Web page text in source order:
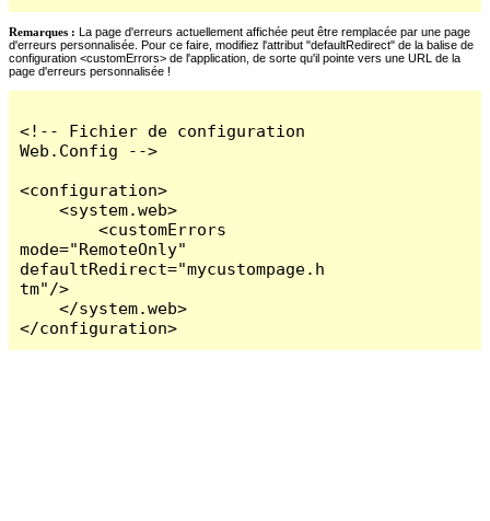
Remarques : La page d'erreurs actuellement affichée peut être remplacée par une page
d'erreurs personnalisée. Pour ce faire, modifiez l'attribut "defaultRedirect" de la balise de
configuration <customErrors> de l'application, de sorte qu'il pointe vers une URL de la
page d'erreurs personnalisée !
<!-- Fichier de configuration
Web.Config -->
<configuration>
    <system.web>
        <customErrors
mode="RemoteOnly"
defaultRedirect="mycustompage.h
tm"/>
    </system.web>
</configuration>